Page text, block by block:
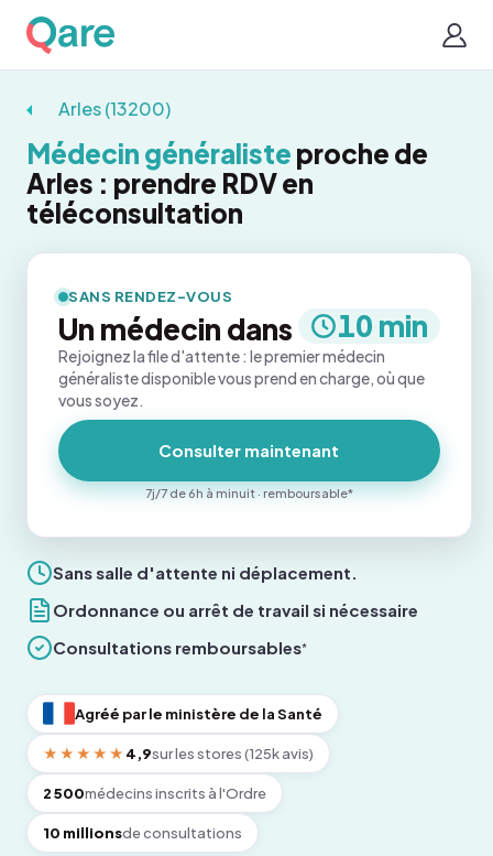
Arles (13200)
Médecin généraliste proche de
Arles : prendre RDV en
téléconsultation
Sans salle d'attente ni déplacement.
Ordonnance ou arrêt de travail si nécessaire
Consultations remboursables*
Agréé par le ministère de la Santé
★★★★★ 4,9sur les stores (125k avis)
2 500médecins inscrits à l'Ordre
10 millionsde consultations
SANS RENDEZ-VOUS
Un médecin dans 10 min
Rejoignez la file d'attente : le premier médecin
généraliste disponible vous prend en charge, où que
vous soyez.
Consulter maintenant
7j/7 de 6h à minuit · remboursable*